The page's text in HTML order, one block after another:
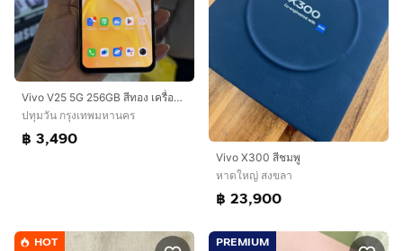
Vivo V25 5G 256GB สีทอง เครื่องศูนย์ สภาพสวย จอ6.44นิ้ว แรม8รอม256 กล้อง64ล้าน(3ตัว)🔥🔥
ปทุมวัน กรุงเทพมหานคร
฿ 3,490
Vivo X300 สีชมพู
หาดใหญ่ สงขลา
฿ 23,900
HOT PREMIUM